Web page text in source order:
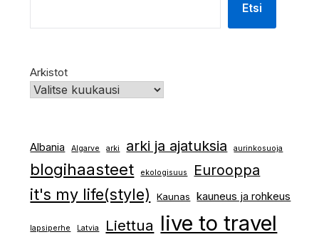
Etsi
Arkistot
Albania Algarve arki arki ja ajatuksia aurinkosuoja
blogihaasteet ekologisuus Eurooppa
it's my life(style) Kaunas kauneus ja rohkeus
lapsiperhe Latvia Liettua live to travel